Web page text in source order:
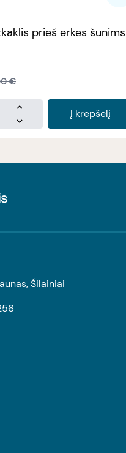
prieš erkes šunims
€
Į krepšelį
Šilainiai